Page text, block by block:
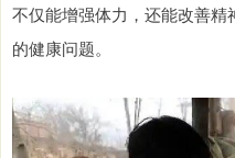
不仅能增强体力，还能改善
的健康问题。